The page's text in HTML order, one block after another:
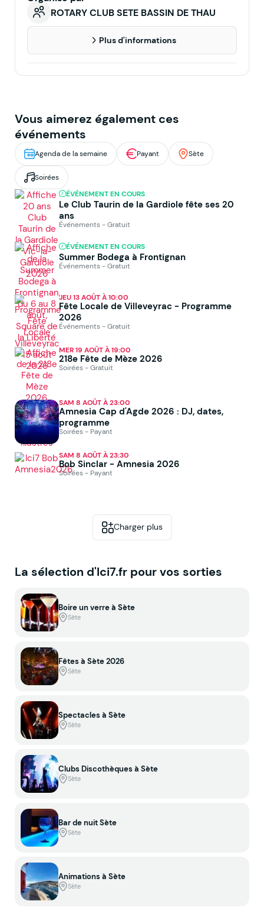
ROTARY CLUB SETE BASSIN DE THAU
Plus d'informations
Vous aimerez également ces
événements
Agenda de la semaine Payant Sète
Soirées
ÉVÉNEMENT EN COURS
Le Club Taurin de la Gardiole fête ses 20
ans
Événements - Gratuit
ÉVÉNEMENT EN COURS
Summer Bodega à Frontignan
Événements - Gratuit
JEU 13 AOÛT À 10:00
Fête Locale de Villeveyrac - Programme
2026
Événements - Gratuit
MER 19 AOÛT À 19:00
218e Fête de Mèze 2026
Soirées - Gratuit
SAM 8 AOÛT À 23:00
Amnesia Cap d'Agde 2026 : DJ, dates,
programme
Soirées - Payant
SAM 8 AOÛT À 23:30
Bob Sinclar - Amnesia 2026
Soirées - Payant
Charger plus
La sélection d'Ici7.fr pour vos sorties
Boire un verre à Sète
Sète
Fêtes à Sète 2026
Sète
Spectacles à Sète
Sète
Clubs Discothèques à Sète
Sète
Bar de nuit Sète
Sète
Animations à Sète
Sète